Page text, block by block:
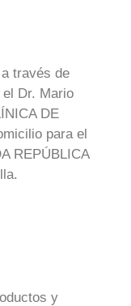
través de
Dr. Mario
DE
para el
REPÚBLICA
y